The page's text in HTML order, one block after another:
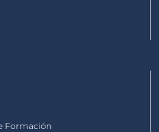
Formación